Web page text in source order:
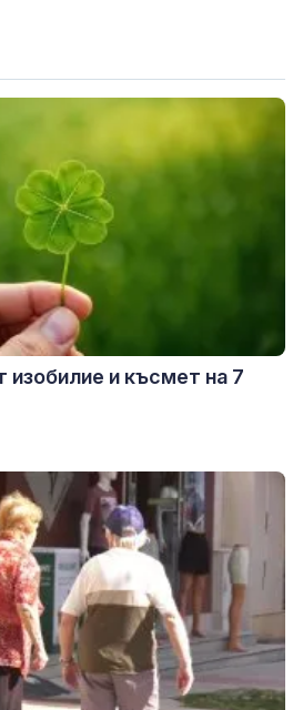
изобилие и късмет на 7